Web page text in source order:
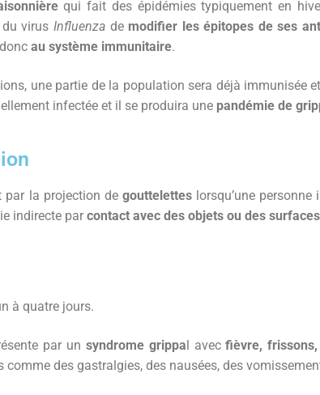
qui fait des épidémies typiquement en
virus Influenza de modifier les épitopes de ses
donc au système immunitaire.
une partie de la population sera déjà immunisée
infectée et il se produira une pandémie de
par la projection de goutteletteslorsqu’une personne
indirecte par contact avec des objets ou des
à quatre jours.
par un syndrome grippal avecfièvre,
comme des gastralgies, des nausées, des